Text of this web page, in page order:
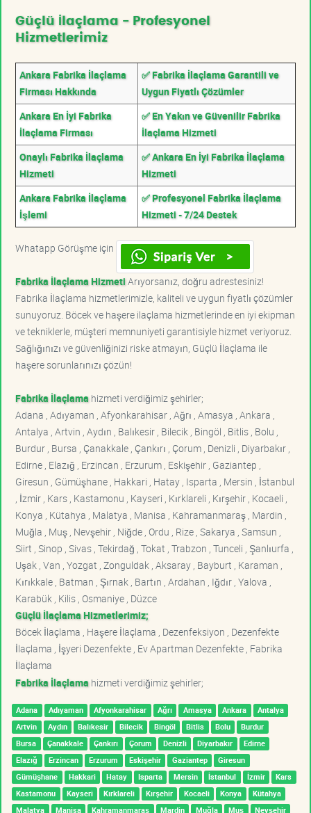
Güçlü İlaçlama - Profesyonel
Hizmetlerimiz
Ankara Fabrika İlaçlama
Firması Hakkında
✅ Fabrika İlaçlama Garantili ve
Uygun Fiyatlı Çözümler
Ankara En İyi Fabrika
İlaçlama Firması
✅ En Yakın ve Güvenilir Fabrika
İlaçlama Hizmeti
Onaylı Fabrika İlaçlama
Hizmeti
✅ Ankara En İyi Fabrika İlaçlama
Hizmeti
Ankara Fabrika İlaçlama
İşlemi
✅ Profesyonel Fabrika İlaçlama
Hizmeti - 7/24 Destek
Whatapp Görüşme için
Fabrika İlaçlama HizmetiArıyorsanız, doğru adrestesiniz!
Fabrika İlaçlama hizmetlerimizle, kaliteli ve uygun fiyatlı çözümler
sunuyoruz. Böcek ve haşere ilaçlama hizmetlerinde en iyi ekipman
ve tekniklerle, müşteri memnuniyeti garantisiyle hizmet veriyoruz.
Sağlığınızı ve güvenliğinizi riske atmayın, Güçlü İlaçlama ile
haşere sorunlarınızı çözün!
Fabrika İlaçlama hizmeti verdiğimiz şehirler;
Adana , Adıyaman , Afyonkarahisar , Ağrı , Amasya , Ankara ,
Antalya , Artvin , Aydın , Balıkesir , Bilecik , Bingöl , Bitlis , Bolu ,
Burdur , Bursa , Çanakkale , Çankırı , Çorum , Denizli , Diyarbakır ,
Edirne , Elazığ , Erzincan , Erzurum , Eskişehir , Gaziantep ,
Giresun , Gümüşhane , Hakkari , Hatay , Isparta , Mersin , İstanbul
, İzmir , Kars , Kastamonu , Kayseri , Kırklareli , Kırşehir , Kocaeli ,
Konya , Kütahya , Malatya , Manisa , Kahramanmaraş , Mardin ,
Muğla , Muş , Nevşehir , Niğde , Ordu , Rize , Sakarya , Samsun ,
Siirt , Sinop , Sivas , Tekirdağ , Tokat , Trabzon , Tunceli , Şanlıurfa ,
Uşak , Van , Yozgat , Zonguldak , Aksaray , Bayburt , Karaman ,
Kırıkkale , Batman , Şırnak , Bartın , Ardahan , Iğdır , Yalova ,
Karabük , Kilis , Osmaniye , Düzce
Güçlü İlaçlama Hizmetlerimiz;
Böcek İlaçlama , Haşere İlaçlama , Dezenfeksiyon , Dezenfekte
İlaçlama , İşyeri Dezenfekte , Ev Apartman Dezenfekte , Fabrika
İlaçlama
Fabrika İlaçlama hizmeti verdiğimiz şehirler;
Adana Adıyaman Afyonkarahisar Ağrı Amasya Ankara
Antalya
Artvin
Aydın Balıkesir Bilecik Bingöl Bitlis Bolu
Burdur
Bursa
Çanakkale Çankırı Çorum Denizli Diyarbakır
Edirne
Elazığ
Erzincan Erzurum Eskişehir Gaziantep
Giresun
Gümüşhane
Hakkari Hatay Isparta Mersin İstanbul İzmir
Kars
Kastamonu
Kayseri Kırklareli Kırşehir Kocaeli Konya
Kütahya
Malatya
Manisa Kahramanmaraş Mardin Muğla Muş Nevşehir